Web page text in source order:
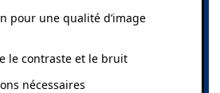
pour une qualité d’image
le contraste et le bruit
nécessaires